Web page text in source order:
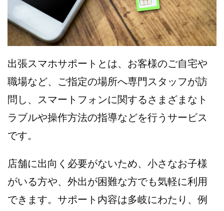
出張スマホサポートとは、お客様のご自宅や
職場など、ご指定の場所へ専門スタッフが訪
問し、スマートフォンに関するさまざまなト
ラブルや操作方法の指導などを行うサービス
です。
店舗に出向く必要がないため、小さなお子様
がいる方や、外出が困難な方でも気軽に利用
できます。サポート内容は多岐にわたり、例